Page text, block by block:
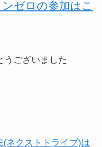
ゼロの参加はこ
うございました
ネクストトライブ)は